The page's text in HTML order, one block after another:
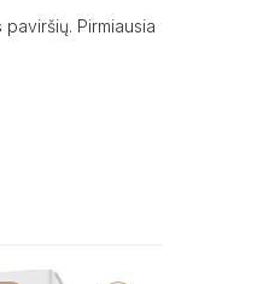
Pirmiausia